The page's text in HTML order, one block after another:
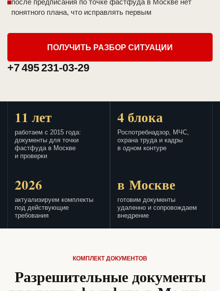
после предписания по точке фастфуда в Москве нет
понятного плана, что исправлять первым
ПОЛУЧИТЬ РАЗБОР СИТУАЦИИ
+7 495 231-03-29
11 лет
работаем с 2015 года:
документы для точки
фастфуда в Москве
и проверки
4 блока
Роспотребнадзор, МЧС,
охрана труда и кадры
в одном контуре
2026
актуализируем комплекты
под действующие
требования
в Москве
готовим документы
удаленно и сопровождаем
внедрение
КОМПЛЕКТ ДОКУМЕНТОВ
Разрешительные документы